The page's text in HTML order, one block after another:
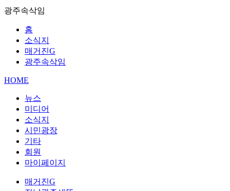
광주속삭임
홈
소식지
매거진G
광주속삭임
HOME
뉴스
미디어
소식지
시민광장
기타
회원
마이페이지
매거진G